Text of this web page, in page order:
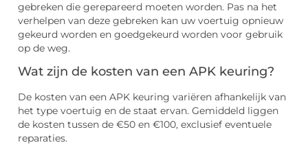
gebreken die gerepareerd moeten worden. Pas na het
verhelpen van deze gebreken kan uw voertuig opnieuw
gekeurd worden en goedgekeurd worden voor gebruik
op de weg.
Wat zijn de kosten van een APK keuring?
De kosten van een APK keuring variëren afhankelijk van
het type voertuig en de staat ervan. Gemiddeld liggen
de kosten tussen de €50 en €100, exclusief eventuele
reparaties.